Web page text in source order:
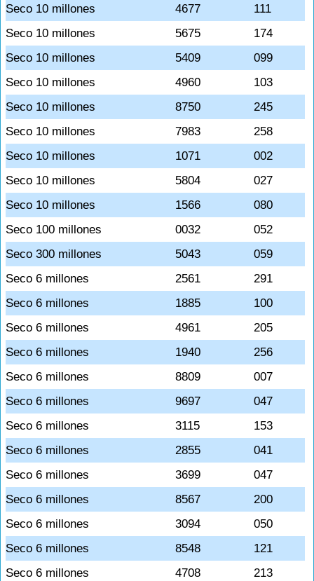
Seco 10 millones
4677
111
Seco 10 millones
5675
174
Seco 10 millones
5409
099
Seco 10 millones
4960
103
Seco 10 millones
8750
245
Seco 10 millones
7983
258
Seco 10 millones
1071
002
Seco 10 millones
5804
027
Seco 10 millones
1566
080
Seco 100 millones
0032
052
Seco 300 millones
5043
059
Seco 6 millones
2561
291
Seco 6 millones
1885
100
Seco 6 millones
4961
205
Seco 6 millones
1940
256
Seco 6 millones
8809
007
Seco 6 millones
9697
047
Seco 6 millones
3115
153
Seco 6 millones
2855
041
Seco 6 millones
3699
047
Seco 6 millones
8567
200
Seco 6 millones
3094
050
Seco 6 millones
8548
121
Seco 6 millones
4708
213